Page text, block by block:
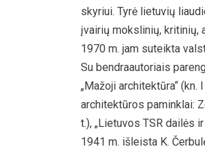
skyriui. Tyrė lietuvių
įvairių mokslinių, kritinių,
1970 m. jam suteikta
Su bendraautoriais
„Mažoji architektūra“ (kn.
architektūros paminklai:
t.), „Lietuvos TSR dailės
1941 m. išleista K.